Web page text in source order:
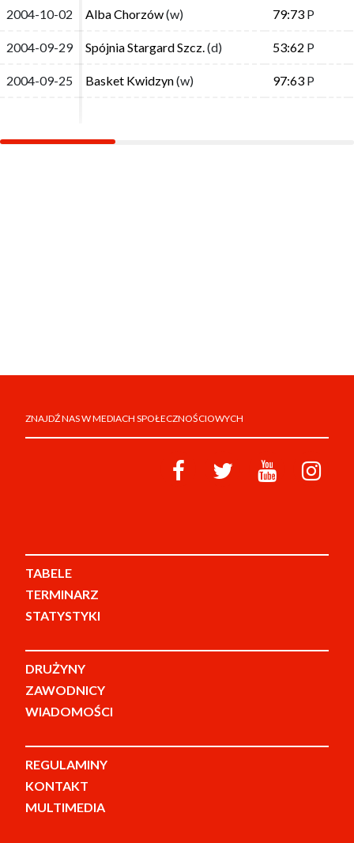
2004-10-02 Alba Chorzów(w) 79:73P
2004-09-29 Spójnia Stargard Szcz.(d) 53:62 P
2004-09-25 Basket Kwidzyn(w) 97:63P
2004-10-02 Alba Chorzów(w) 79:73P
2004-09-29 Spójnia Stargard Szcz.(d) 53:62 P
2004-09-25 Basket Kwidzyn(w) 97:63P
ZNAJDŹ NAS W MEDIACH SPOŁECZNOŚCIOWYCH
TABELE
TERMINARZ
STATYSTYKI
DRUŻYNY
ZAWODNICY
WIADOMOŚCI
REGULAMINY
KONTAKT
MULTIMEDIA